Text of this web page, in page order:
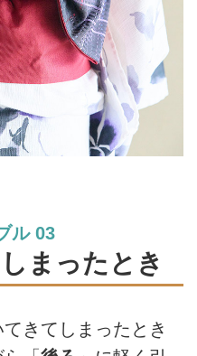
ル 03
まったとき
きてしまったとき